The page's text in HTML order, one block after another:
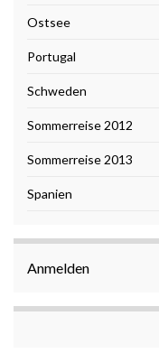
Ostsee
Portugal
Schweden
Sommerreise 2012
Sommerreise 2013
Spanien
Anmelden